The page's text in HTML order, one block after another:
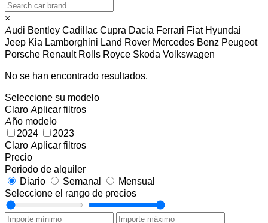
×
Audi Bentley Cadillac Cupra Dacia Ferrari Fiat Hyundai
Jeep Kia Lamborghini Land Rover Mercedes Benz Peugeot
Porsche Renault Rolls Royce Skoda Volkswagen
No se han encontrado resultados.
Seleccione su modelo
Claro Aplicar filtros
Año modelo
2024
2023
Claro Aplicar filtros
Precio
Periodo de alquiler
Diario
Semanal
Mensual
Seleccione el rango de precios